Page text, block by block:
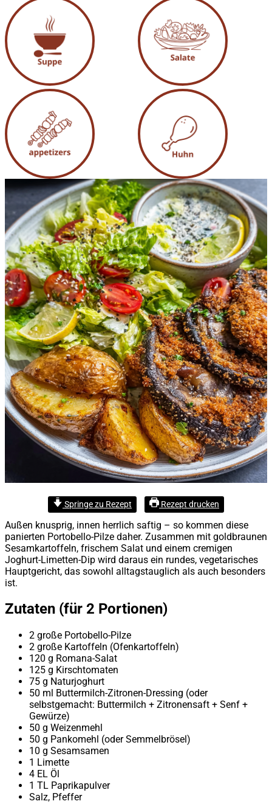
Springe zu Rezept Rezept drucken
Außen knusprig, innen herrlich saftig – so kommen diese
panierten Portobello-Pilze daher. Zusammen mit goldbraunen
Sesamkartoffeln, frischem Salat und einem cremigen
Joghurt-Limetten-Dip wird daraus ein rundes, vegetarisches
Hauptgericht, das sowohl alltagstauglich als auch besonders
ist.
Zutaten (für 2 Portionen)
2 große Portobello-Pilze
2 große Kartoffeln (Ofenkartoffeln)
120 g Romana-Salat
125 g Kirschtomaten
75 g Naturjoghurt
50 ml Buttermilch-Zitronen-Dressing (oder
selbstgemacht: Buttermilch + Zitronensaft + Senf +
Gewürze)
50 g Weizenmehl
50 g Pankomehl (oder Semmelbrösel)
10 g Sesamsamen
1 Limette
4 EL Öl
1 TL Paprikapulver
Salz, Pfeffer